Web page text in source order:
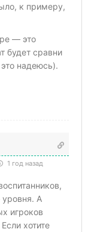
к примеру,
— это
будет сравни
надеюсь).
1 год назад
уровня. А
игроков
хотите